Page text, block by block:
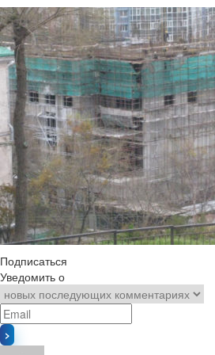
Подписаться
Уведомить о